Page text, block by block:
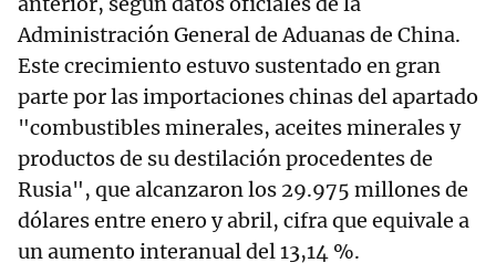
Administración General de Aduanas de China.
Este crecimiento estuvo sustentado en gran
parte por las importaciones chinas del apartado
"combustibles minerales, aceites minerales y
productos de su destilación procedentes de
Rusia", que alcanzaron los 29.975 millones de
dólares entre enero y abril, cifra que equivale a
un aumento interanual del 13,14 %.